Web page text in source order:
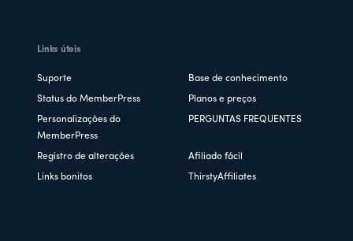
Links úteis
Suporte Base de conhecimento
Status do MemberPress Planos e preços
Personalizações do
MemberPress
PERGUNTAS FREQUENTES
Registro de alterações Afiliado fácil
Links bonitos ThirstyAffiliates